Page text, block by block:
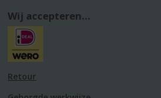
Wij accepteren...
Retour